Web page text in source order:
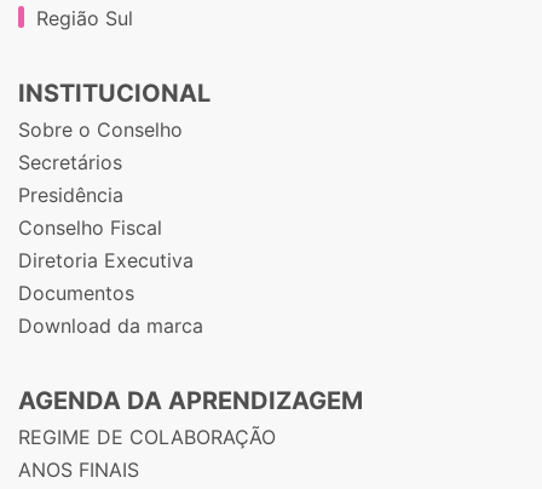
Região Sul
INSTITUCIONAL
Sobre o Conselho
Secretários
Presidência
Conselho Fiscal
Diretoria Executiva
Documentos
Download da marca
AGENDA DA APRENDIZAGEM
REGIME DE COLABORAÇÃO
ANOS FINAIS